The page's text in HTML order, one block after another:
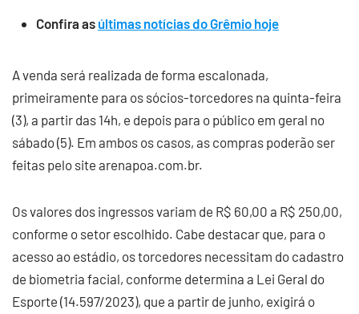
Confira as últimas notícias do Grêmio hoje
A venda será realizada de forma escalonada,
primeiramente para os sócios-torcedores na quinta-feira
(3), a partir das 14h, e depois para o público em geral no
sábado (5). Em ambos os casos, as compras poderão ser
feitas pelo site arenapoa.com.br.
Os valores dos ingressos variam de R$ 60,00 a R$ 250,00,
conforme o setor escolhido. Cabe destacar que, para o
acesso ao estádio, os torcedores necessitam do cadastro
de biometria facial, conforme determina a Lei Geral do
Esporte (14.597/2023), que a partir de junho, exigirá o